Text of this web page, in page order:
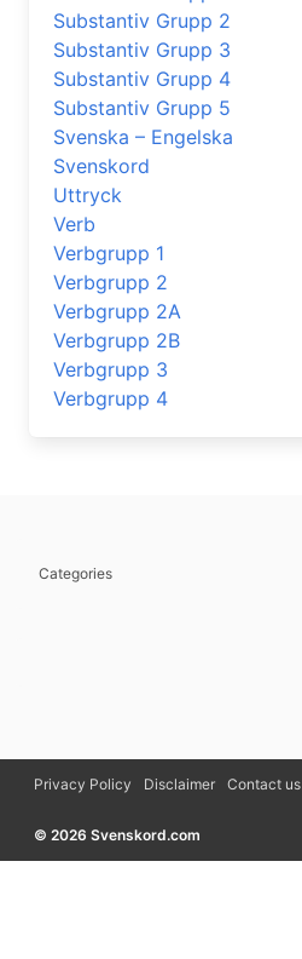
Substantiv Grupp 2
Substantiv Grupp 3
Substantiv Grupp 4
Substantiv Grupp 5
Svenska – Engelska
Svenskord
Uttryck
Verb
Verbgrupp 1
Verbgrupp 2
Verbgrupp 2A
Verbgrupp 2B
Verbgrupp 3
Verbgrupp 4
Categories
Privacy Policy Disclaimer Contact us
© 2026 Svenskord.com